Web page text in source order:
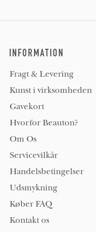
INFORMATION
Fragt & Levering
Kunst i virksomheden
Gavekort
Hvorfor Beauton?
Om Os
Servicevilkår
Handelsbetingelser
Udsmykning
Køber FAQ
Kontakt os